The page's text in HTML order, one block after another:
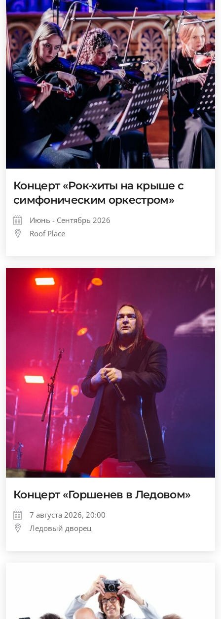
Концерт «Рок-хиты на крыше с
симфоническим оркестром»
Июнь - Сентябрь 2026
Roof Place
Концерт «Горшенев в Ледовом»
7 августа 2026, 20:00
Ледовый дворец